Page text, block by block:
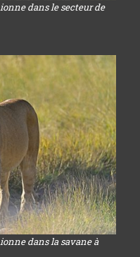
dans le secteur de
dans la savane à